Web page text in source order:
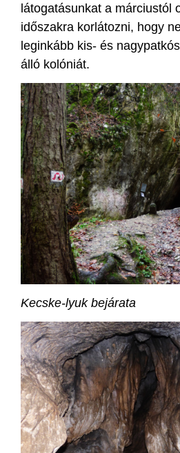
látogatásunkat a márciustól
időszakra korlátozni, hogy
leginkább kis- és
álló kolóniát.
Kecske-lyuk bejárata